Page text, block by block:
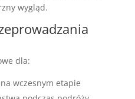
wygląd.
dla:
wczesnym etapie